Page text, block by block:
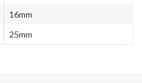
16mm
25mm